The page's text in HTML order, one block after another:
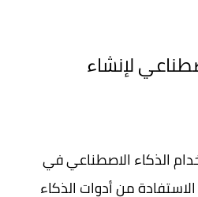
لإنشاء
الذكاء الاصطناعي في
من أدوات الذكاء